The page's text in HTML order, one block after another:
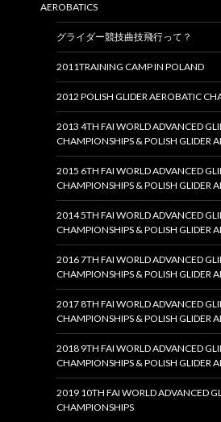
AEROBATICS
グライダー競技曲技飛行って？
2011TRAINING CAMP IN POLAND
2012 POLISH GLIDER AEROBATIC
2013 4TH FAI WORLD ADVANCED
CHAMPIONSHIPS & POLISH GLIDER
2015 6TH FAI WORLD ADVANCED
CHAMPIONSHIPS & POLISH GLIDER
2014 5TH FAI WORLD ADVANCED
CHAMPIONSHIPS & POLISH GLIDER
2016 7TH FAI WORLD ADVANCED
CHAMPIONSHIPS & POLISH GLIDER
2017 8TH FAI WORLD ADVANCED
CHAMPIONSHIPS & POLISH GLIDER
2018 9TH FAI WORLD ADVANCED
CHAMPIONSHIPS & POLISH GLIDER
2019 10TH FAI WORLD ADVANCED
CHAMPIONSHIPS